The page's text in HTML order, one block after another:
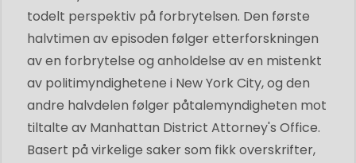
todelt perspektiv på forbrytelsen. Den første
halvtimen av episoden følger etterforskningen
av en forbrytelse og anholdelse av en mistenkt
av politimyndighetene i New York City, og den
andre halvdelen følger påtalemyndigheten mot
tiltalte av Manhattan District Attorney's Office.
Basert på virkelige saker som fikk overskrifter,